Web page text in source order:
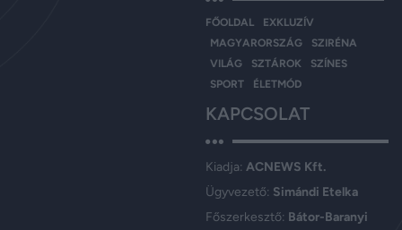
FŐOLDAL
EXKLUZÍV
MAGYARORSZÁG
SZIRÉNA
VILÁG
SZTÁROK
SZÍNES
SPORT
ÉLETMÓD
KAPCSOLAT
Kiadja: ACNEWS Kft.
Ügyvezető: Simándi Etelka
Főszerkesztő: Bátor-Baranyi